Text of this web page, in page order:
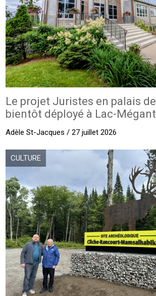
Le projet Juristes en palais
bientôt déployé à Lac-
Adèle St-Jacques / 27 juillet 2026
CULTURE